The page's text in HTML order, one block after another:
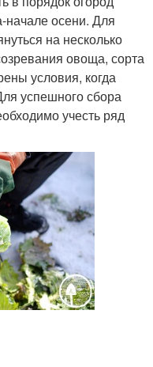
начале осени. Для
на несколько
овоща, сорта
условия, когда
успешного сбора
учесть ряд